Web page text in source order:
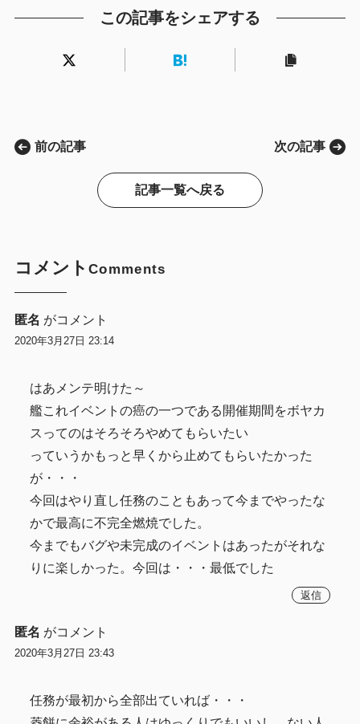
この記事をシェアする
前の記事
記事一覧へ戻る
次の記事
コメント Comments
匿名 がコメント
2020年3月27日 23:14
はあメンテ明けた～
艦これイベントの癌の一つである開催期間をボヤカ
スってのはそろそろやめてもらいたい
っていうかもっと早くから止めてもらいたかった
が・・・
今回はやり直し任務のこともあって今までやったな
かで最高に不完全燃焼でした。
今までもバグや未完成のイベントはあったがそれな
りに楽しかった。今回は・・・最低でした
返信
匿名 がコメント
2020年3月27日 23:43
任務が最初から全部出ていれば・・・